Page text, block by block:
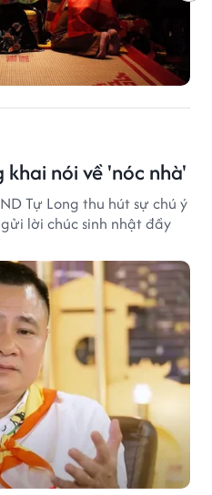
khai nói về 'nóc nhà'
Tự Long thu hút sự chú ý
lời chúc sinh nhật đầy